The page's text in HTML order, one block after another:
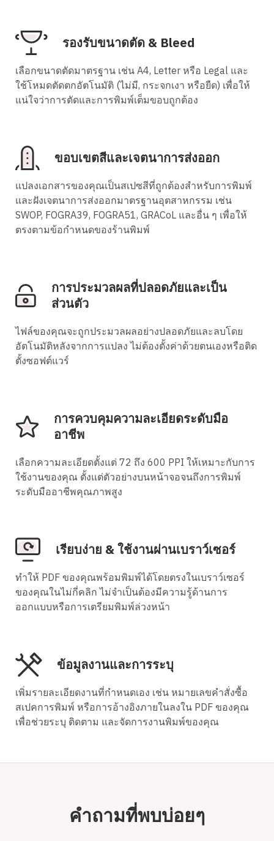
รองรับขนาดตัด & Bleed
เลือกขนาดตัดมาตรฐาน เช่น A4, Letter หรือ Legal และ
ใช้โหมดตัดตกอัตโนมัติ (ไม่มี, กระจกเงา หรือยืด) เพื่อให้
แน่ใจว่าการตัดและการพิมพ์เต็มขอบถูกต้อง
ขอบเขตสีและเจตนาการส่งออก
แปลงเอกสารของคุณเป็นสเปซสีที่ถูกต้องสำหรับการพิมพ์
และฝังเจตนาการส่งออกมาตรฐานอุตสาหกรรม เช่น
SWOP, FOGRA39, FOGRA51, GRACoL และอื่น ๆ เพื่อให้
ตรงตามข้อกำหนดของร้านพิมพ์
การประมวลผลที่ปลอดภัยและเป็น
ส่วนตัว
ไฟล์ของคุณจะถูกประมวลผลอย่างปลอดภัยและลบโดย
อัตโนมัติหลังจากการแปลง ไม่ต้องตั้งค่าด้วยตนเองหรือติด
ตั้งซอฟต์แวร์
การควบคุมความละเอียดระดับมือ
อาชีพ
เลือกความละเอียดตั้งแต่ 72 ถึง 600 PPI ให้เหมาะกับการ
ใช้งานของคุณ ตั้งแต่ตัวอย่างบนหน้าจอจนถึงการพิมพ์
ระดับมืออาชีพคุณภาพสูง
เรียบง่าย & ใช้งานผ่านเบราว์เซอร์
ทำให้ PDF ของคุณพร้อมพิมพ์ได้โดยตรงในเบราว์เซอร์
ของคุณในไม่กี่คลิก ไม่จำเป็นต้องมีความรู้ด้านการ
ออกแบบหรือการเตรียมพิมพ์ล่วงหน้า
ข้อมูลงานและการระบุ
เพิ่มรายละเอียดงานที่กำหนดเอง เช่น หมายเลขคำสั่งซื้อ
สเปคการพิมพ์ หรือการอ้างอิงภายในลงใน PDF ของคุณ
เพื่อช่วยระบุ ติดตาม และจัดการงานพิมพ์ของคุณ
คำถามที่พบบ่อยๆ